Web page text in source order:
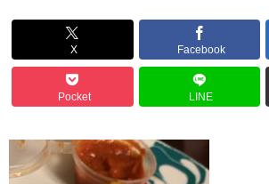
X Facebook
Pocket LINE